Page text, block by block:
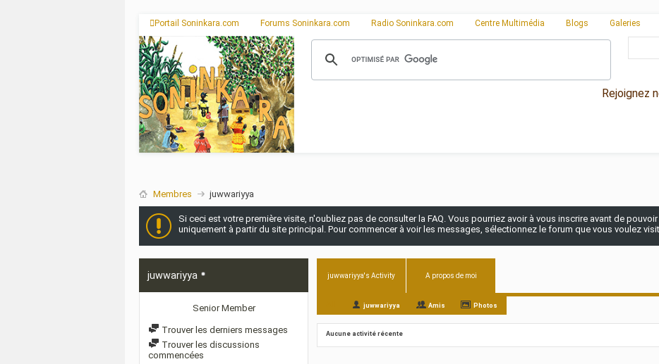
Portail Soninkara.com Forums Soninkara.com Radio Soninkara.com Centre Multimédia Blogs Galeries
Rejoignez
Membres juwwariyya
Si ceci est votre première visite, n'oubliez pas de consulter la FAQ. Vous pourriez avoir à vous inscrire avant de
uniquement à partir du site principal. Pour commencer à voir les messages, sélectionnez le forum que vous voulez
juwwariyya
Senior Member
Trouver les derniers messages
Trouver les discussions
commencées
juwwariyya's Activity A propos de moi
juwwariyya Amis Photos
Aucune activité récente